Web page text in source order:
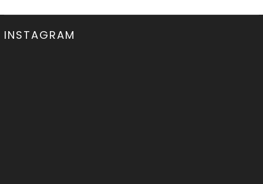
INSTAGRAM